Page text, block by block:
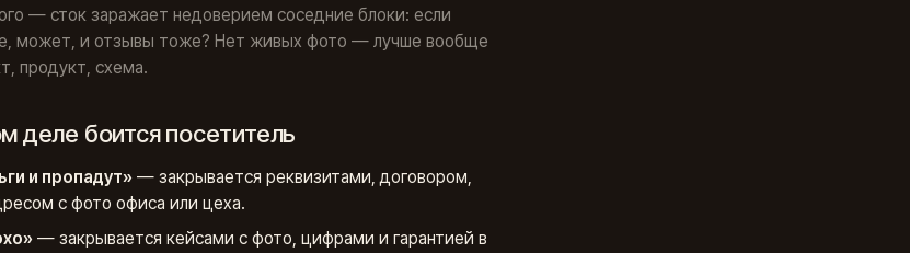
— сток заражает недоверием соседние блоки: если
может, и отзывы тоже? Нет живых фото — лучше вообще
продукт, схема.
деле боится посетитель
и пропадут»— закрывается реквизитами, договором,
с фото офиса или цеха.
— закрывается кейсами с фото, цифрами и гарантией в